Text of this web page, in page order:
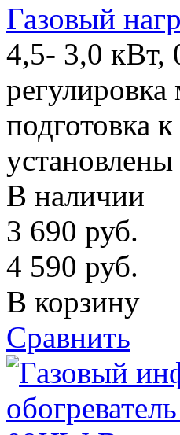
Газовый
4,5- 3,0 кВт,
подготовка
установлены
В наличии
3 690 руб.
4 590 руб.
В корзину
Сравнить